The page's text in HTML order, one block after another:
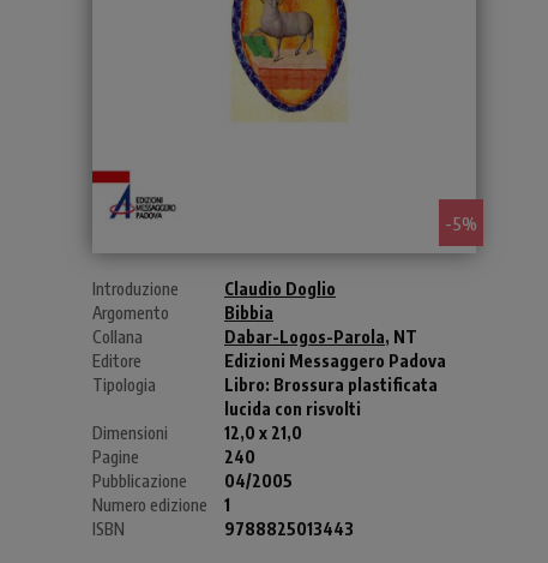
- 5%
Introduzione
Claudio Doglio
Argomento
Bibbia
Collana
Dabar-Logos-Parola, NT
Editore
Edizioni Messaggero Padova
Tipologia
Libro: Brossura plastificata
lucida con risvolti
Dimensioni
12,0 x 21,0
Pagine
240
Pubblicazione
04/2005
Numero edizione
1
ISBN
9788825013443